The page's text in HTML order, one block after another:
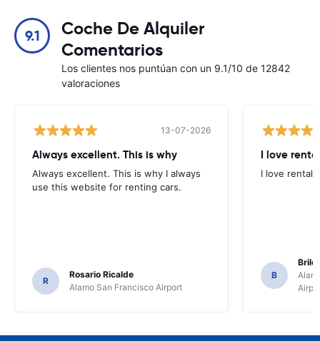
9.1
Coche De Alquiler
Comentarios
Los clientes nos puntúan con un 9.1/10 de 12842
valoraciones
13-07-2026
Always excellent. This is why
Always excellent. This is why I always
use this website for renting cars.
R
Rosario Ricalde
Alamo San Francisco Airport
I love
I love rental
B